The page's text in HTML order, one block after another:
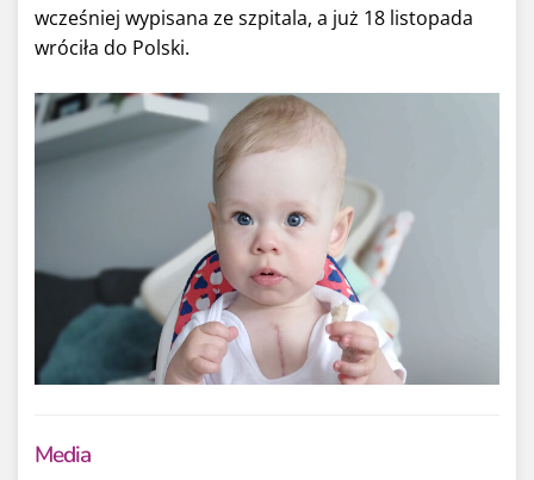
wcześniej wypisana ze szpitala, a już 18 listopada
wróciła do Polski.
Media